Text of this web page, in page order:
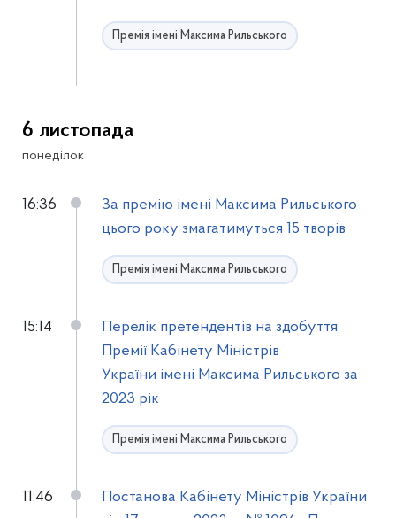
Премія імені Максима Рильського
6 листопада
понеділок
16:36
За премію імені Максима Рильського
цього року змагатимуться 15 творів
Премія імені Максима Рильського
15:14
Перелік претендентів на здобуття
Премії Кабінету Міністрів
України імені Максима Рильського за
2023 рік
Премія імені Максима Рильського
11:46
Постанова Кабінету Міністрів України